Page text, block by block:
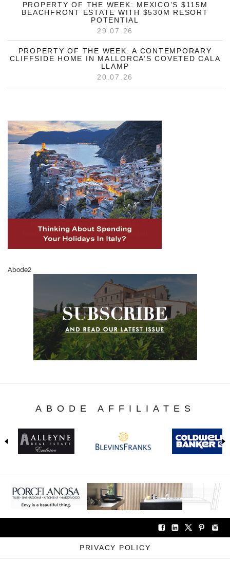
PROPERTY OF THE WEEK: MEXICO’S $115M
BEACHFRONT ESTATE WITH $530M RESORT
POTENTIAL
29.07.26
PROPERTY OF THE WEEK: A CONTEMPORARY
CLIFFSIDE HOME IN MALLORCA’S COVETED CALA
LLAMP
20.07.26
Abode2
ABODE AFFILIATES
PRIVACY POLICY